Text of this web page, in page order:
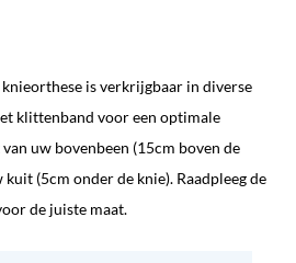
is verkrijgbaar in diverse
klittenband voor een optimale
uw bovenbeen (15cm boven de
(5cm onder de knie). Raadpleeg de
de juiste maat.